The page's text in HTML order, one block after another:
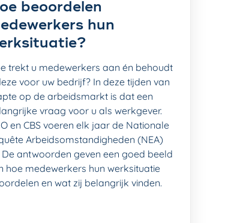
beoordelen
hun
trekt u medewerkers aan én behoudt
voor uw bedrijf? In deze tijden van
op de arbeidsmarkt is dat een
vraag voor u als werkgever.
en CBS voeren elk jaar de Nationale
Arbeidsomstandigheden (NEA)
De antwoorden geven een goed beeld
hoe medewerkers hun werksituatie
en wat zij belangrijk vinden.